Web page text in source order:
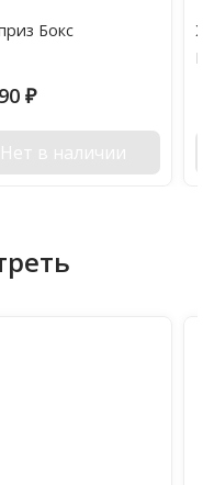
Бокс
₽
Нет в наличии